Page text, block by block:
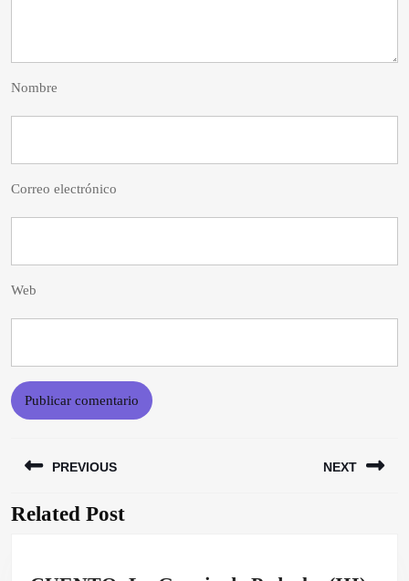
Nombre
Correo electrónico
Web
de
entradas
PREVIOUS
Entrada
NEXT
Related Post